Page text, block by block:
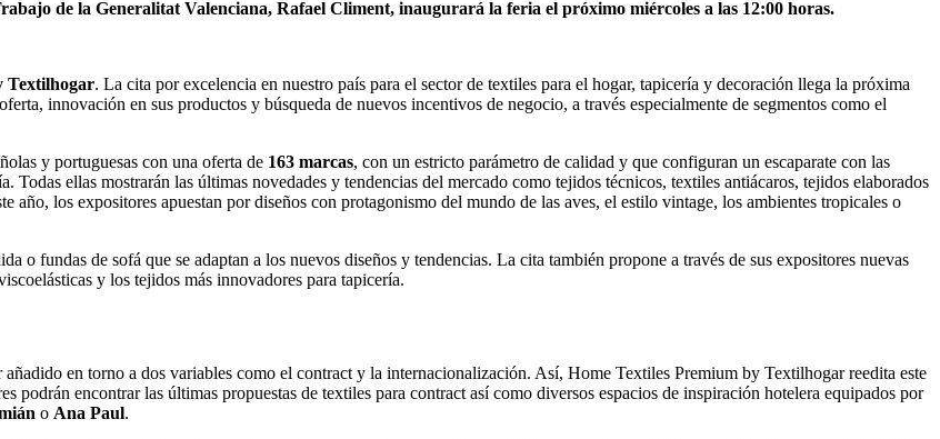
de la Generalitat Valenciana, Rafael Climent, inaugurará la feria el próximo miércoles a las 12:00 horas.
Textilhogar. La cita por excelencia en nuestro país para el sector de textiles para el hogar, tapicería y decoración llega la próxima
innovación en sus productos y búsqueda de nuevos incentivos de negocio, a través especialmente de segmentos como el
y portuguesas con una oferta de 163 marcas, con un estricto parámetro de calidad y que configuran un escaparate con las
Todas ellas mostrarán las últimas novedades y tendencias del mercado como tejidos técnicos, textiles antiácaros, tejidos elaborados
los expositores apuestan por diseños con protagonismo del mundo de las aves, el estilo vintage, los ambientes tropicales o
o fundas de sofá que se adaptan a los nuevos diseños y tendencias. La cita también propone a través de sus expositores nuevas
y los tejidos más innovadores para tapicería.
en torno a dos variables como el contract y la internacionalización. Así, Home Textiles Premium by Textilhogar reedita este
podrán encontrar las últimas propuestas de textiles para contract así como diversos espacios de inspiración hotelera equipados por
o Ana Paul.